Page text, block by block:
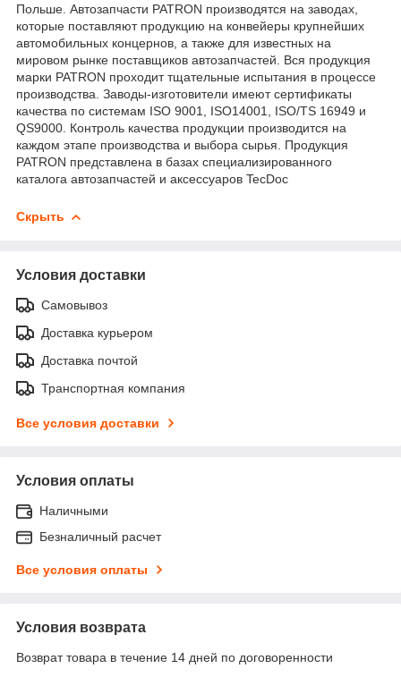
Польше. Автозапчасти PATRON производятся на заводах,
которые поставляют продукцию на конвейеры крупнейших
автомобильных концернов, а также для известных на
мировом рынке поставщиков автозапчастей. Вся продукция
марки PATRON проходит тщательные испытания в процессе
производства. Заводы-изготовители имеют сертификаты
качества по системам ISO 9001, ISO14001, ISO/TS 16949 и
QS9000. Контроль качества продукции производится на
каждом этапе производства и выбора сырья. Продукция
PATRON представлена в базах специализированного
каталога автозапчастей и аксессуаров TecDoc
Скрыть
Условия доставки
Самовывоз
Доставка курьером
Доставка почтой
Транспортная компания
Все условия доставки
Условия оплаты
Наличными
Безналичный расчет
Все условия оплаты
Условия возврата
Возврат товара в течение 14 дней по договоренности